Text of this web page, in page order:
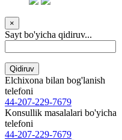
×
Sayt bo'yicha qidiruv...
Qidiruv
Elchixona bilan bog'lanish
telefoni
44-207-229-7679
Konsullik masalalari bo'yicha
telefoni
44-207-229-7679